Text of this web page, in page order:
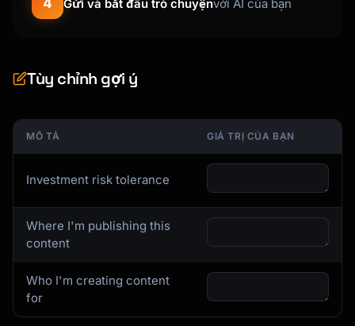
| Current Savings | $X |
---
### Estimated Annual Expenses
|----------|---------|---------------|
| Healthcare | $X | $X |
| Food | $X | $X |
| Transportation | $X | $X |
| Other | $X | $X |
| **Total** | **$X** | **$X** |
Gửi và bắt đầu trò chuyệnvới AI của bạn
Tùy chỉnh gợi ý
MÔ TẢ GIÁ TRỊ CỦA BẠN
Investment risk tolerance
Where I'm publishing this
content
Who I'm creating content
for